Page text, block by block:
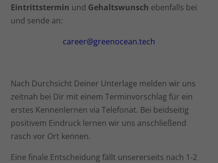
Eintrittstermin und Gehaltswunsch ebenfalls bei
und sende an:
career@greenocean.tech
Nach Durchsicht Deiner Unterlage melden wir uns
zeitnah bei Dir mit einem Terminvorschlag für ein
erstes Kennenlernen via Telefonat. Bei beidseitig
positivem Eindruck lernen wir uns anschließend
rasch vor Ort kennen.
Eine finale Entscheidung fällt unsererseits nach 1-2